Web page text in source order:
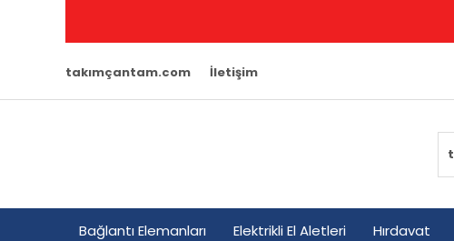
takımçantam.com İletişim
Bağlantı Elemanları Elektrikli El Aletleri Hırdavat